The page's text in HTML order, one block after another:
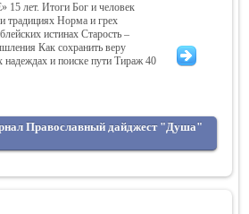
лет. Итоги Бог и человек
традициях Норма и грех
истинах Старость –
Как сохранить веру
и поиске пути Тираж 40
Православный дайджест "Душа"